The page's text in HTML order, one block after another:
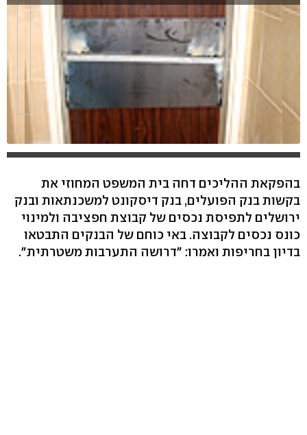
בהפקאת ההליכים דחה בית המשפט המחוזי את
בקשות בנק הפועלים, בנק דיסקונט למשכנתאות ובנק
ירושלים לתפיסת נכסים של קבוצת חפציבה ולמינוי
כונס נכסים לקבוצה. באי כוחם של הבנקים התבטאו
בדיון בחריפות ואמרו: "דרושה התערבות משטרתית".